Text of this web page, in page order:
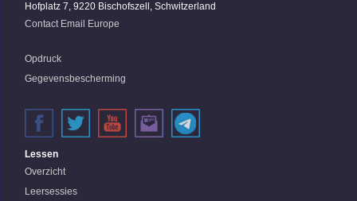
Hofplatz 7, 9220 Bischofszell, Schwitzerland
Contact Email Europe
Opdruck
Gegevensbescherming
Lessen
Overzicht
Leersessies